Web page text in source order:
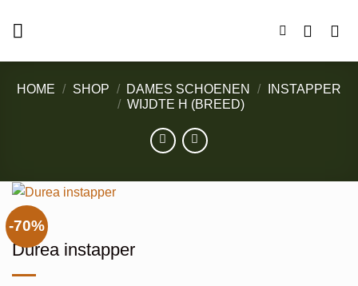
naar
HOME / SHOP / DAMES SCHOENEN /
INSTAPPER
/ WIJDTE H (BREED)
-70%
Durea instapper